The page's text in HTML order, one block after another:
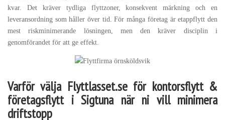
kvar. Det kräver tydliga flyttzoner, konsekvent märkning och en
leveransordning som håller över tid. För många företag är etappflytt den
mest riskminimerande lösningen, men den kräver disciplin i
genomförandet för att ge effekt.
Varför välja Flyttlasset.se för kontorsflytt &
företagsflytt i Sigtuna när ni vill minimera
driftstopp